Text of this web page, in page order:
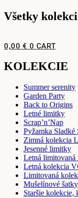
Všetky
0,00 € 0 CART
KOLEKCIE
Summer serenity
Garden Party
Back to Origins
Letné limitky
Scrap’n’Nap
Pyžamka Sladké
Zimná kolekcia
Jesenné limitky
Letná
Letná kolekcia
Limitovaná
Mušelínové šatky
Staršie kolekcie,